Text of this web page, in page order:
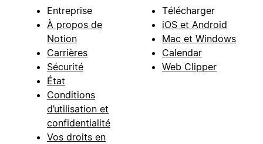
Entreprise
À propos de
Notion
Carrières
Sécurité
État
Conditions
d’utilisation et
confidentialité
Vos droits en
Télécharger
iOS et Android
Mac et Windows
Calendar
Web Clipper